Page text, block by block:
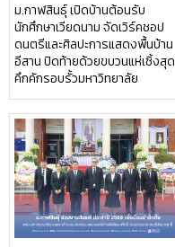
ม.กาฬสินธุ์ เปิดบ้านต้อนรับ
นักศึกษาเวียดนาม จัดเวิร์คชอป
ดนตรีและศิลปะการแสดงพื้นบ้าน
อีสาน ปิดท้ายด้วยขบวนแห่เซิ้งสุด
คึกคักรอบรั้วมหาวิทยาลัย